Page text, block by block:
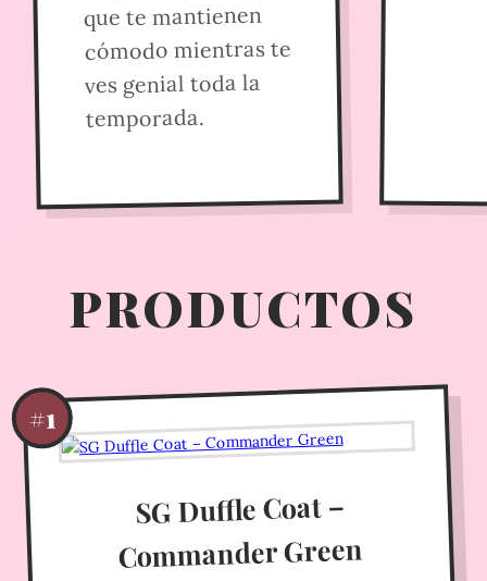
que te mantienen
cómodo mientras te
ves genial toda la
temporada.
PRODUCTOS
#1
SG Duffle Coat –
Commander Green